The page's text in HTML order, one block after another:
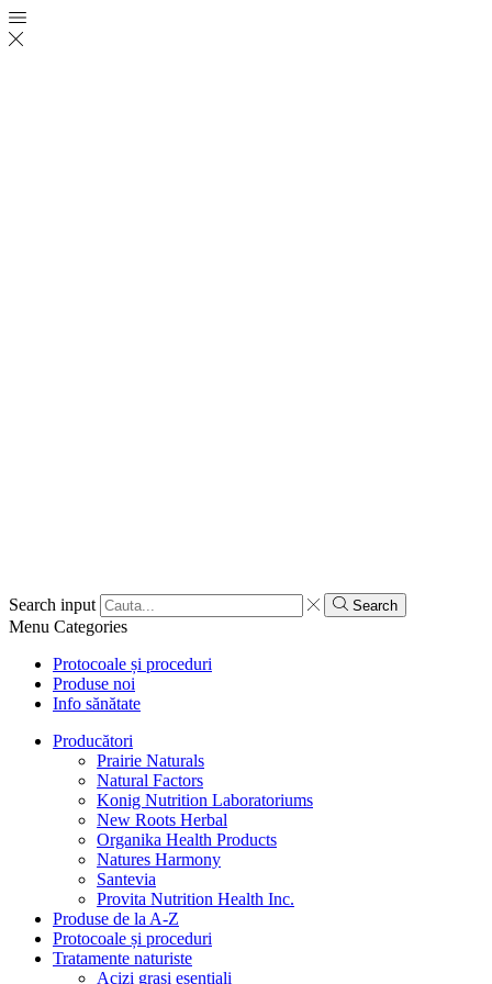
Search input Search
Menu Categories
Protocoale și proceduri
Produse noi
Info sănătate
Producători
Prairie Naturals
Natural Factors
Konig Nutrition Laboratoriums
New Roots Herbal
Organika Health Products
Natures Harmony
Santevia
Provita Nutrition Health Inc.
Produse de la A-Z
Protocoale și proceduri
Tratamente naturiste
Acizi grași esențiali